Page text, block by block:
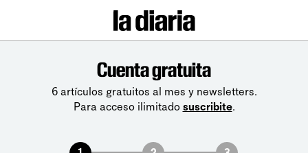
Cuenta gratuita
6 artículos gratuitos al mes y newsletters.
Para acceso ilimitado suscribite.